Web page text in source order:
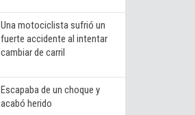
Una motociclista sufrió un
fuerte accidente al intentar
cambiar de carril
Escapaba de un choque y
acabó herido